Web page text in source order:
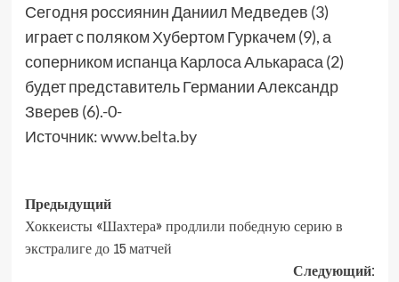
Сегодня россиянин Даниил Медведев (3)
играет с поляком Хубертом Гуркачем (9), а
соперником испанца Карлоса Алькараса (2)
будет представитель Германии Александр
Зверев (6).-0-
Источник:www.belta.by
Предыдущий
Хоккеисты «Шахтера» продлили победную серию в
экстралиге до 15 матчей
Следующий: